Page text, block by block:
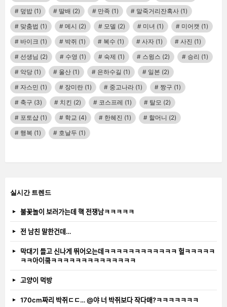
덮밥 (1) 딸배 (2) 만족 (1) 말죽거리잔혹사 (1)
맞춤법 (1) 메시 (2) 모델 (2) 미녀 (1) 미어캣 (1)
바이크 (1) 박쥐 (1) 복수 (1) 사자 (1) 사진 (1)
선생님 (2) 수영 (1) 숙제 (1) 스윙스 (2) 승리 (1)
악당 (1) 울산 (1) 은하수길 (1) 일본 (2)
자스민 (1) 장미란 (1) 중고나라 (1) 짱구 (1)
축구 (3) 치킨 (2) 코스프레 (1) 탈모 (2)
포토샵 (1) 학교 (4) 한혜진 (1) 할머니 (2)
행복 (1) 호날두 (1)
실시간 트렌드
불꽃놀이 보러가는데 핵 전쟁남ㅋㅋㅋㅋㅋ
전 남친 말한건데…
막대기 들고 신나게 뛰어오는데ㅋㅋㅋㅋㅋㅋㅋㅋㅋㅋㅋㅋ 헐ㅋㅋㅋㅋㅋ
ㅋㅋ아이쿸ㅋㅋㅋㅋㅋㅋㅋㅋㅋㅋㅋㅋㅋㅋ
고양이 먹방
170cm짜리 박쥐ㄷㄷ… @야 너 박쥐보다 작다매?ㅋㅋㅋㅋㅋㅋㅋ